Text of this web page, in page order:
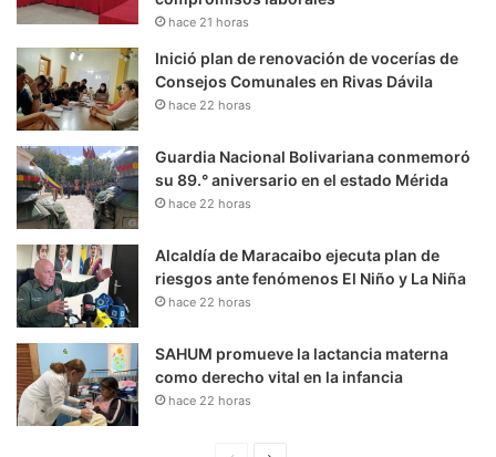
hace 21 horas
Inició plan de renovación de vocerías de
Consejos Comunales en Rivas Dávila
hace 22 horas
Guardia Nacional Bolivariana conmemoró
su 89.° aniversario en el estado Mérida
hace 22 horas
Alcaldía de Maracaibo ejecuta plan de
riesgos ante fenómenos El Niño y La Niña
hace 22 horas
SAHUM promueve la lactancia materna
como derecho vital en la infancia
hace 22 horas